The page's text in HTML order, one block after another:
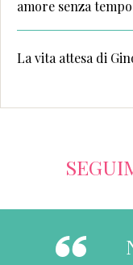
amore senza tempo
La vita attesa di